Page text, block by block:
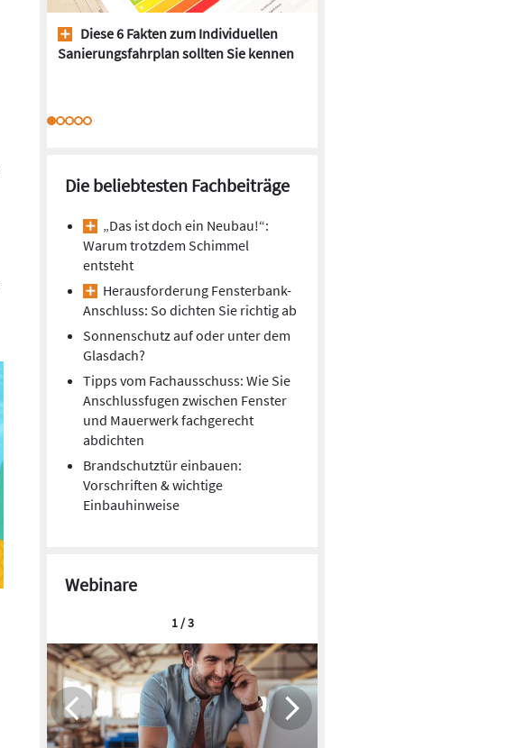
Diese 6 Fakten zum Individuellen
Sanierungsfahrplan sollten Sie kennen
Die beliebtesten Fachbeiträge
„Das ist doch ein Neubau!“:
Warum trotzdem Schimmel
entsteht
Herausforderung Fensterbank-
Anschluss: So dichten Sie richtig ab
Sonnenschutz auf oder unter dem
Glasdach?
Tipps vom Fachausschuss: Wie Sie
Anschlussfugen zwischen Fenster
und Mauerwerk fachgerecht
abdichten
Brandschutztür einbauen:
Vorschriften & wichtige
Einbauhinweise
Webinare
1 / 3